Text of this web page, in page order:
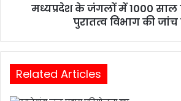
मध्यप्रदेश के जंगलों में 1000 साल
पुरातत्व विभाग की जांच
Related Articles